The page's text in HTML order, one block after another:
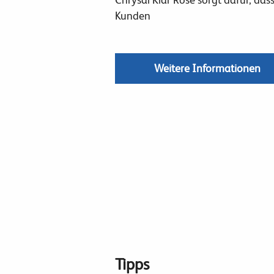
Kunden
Weitere Informationen
Tipps